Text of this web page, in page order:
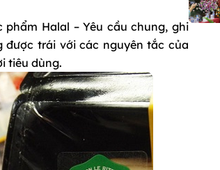
phẩm Halal – Yêu cầu chung, ghi
được trái với các nguyên tắc của
tiêu dùng.